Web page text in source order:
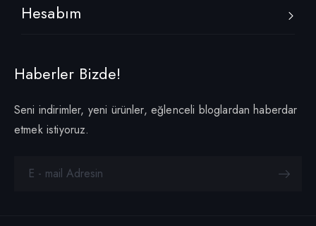
Hesabım
Haberler Bizde!
Seni indirimler, yeni ürünler, eğlenceli bloglardan haberdar
etmek istiyoruz.